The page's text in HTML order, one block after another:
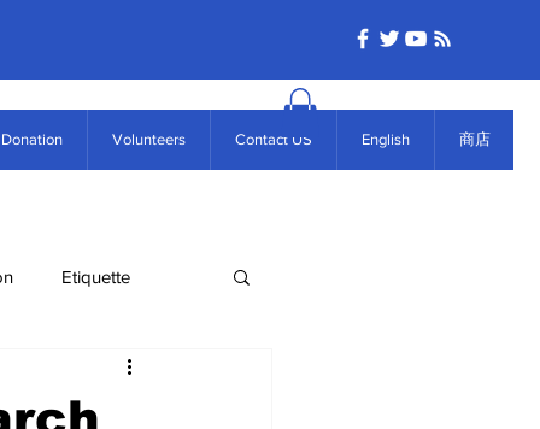
Donation Volunteers Contact US English 商店
Etiquette